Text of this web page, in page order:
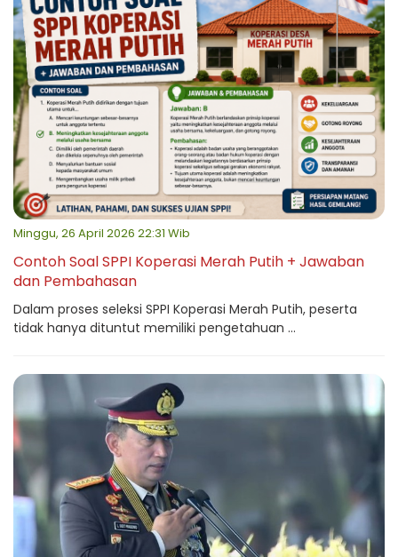
Minggu, 26 April 2026 22:31 Wib
Contoh Soal SPPI Koperasi Merah Putih + Jawaban
dan Pembahasan
Dalam proses seleksi SPPI Koperasi Merah Putih, peserta
tidak hanya dituntut memiliki pengetahuan ...